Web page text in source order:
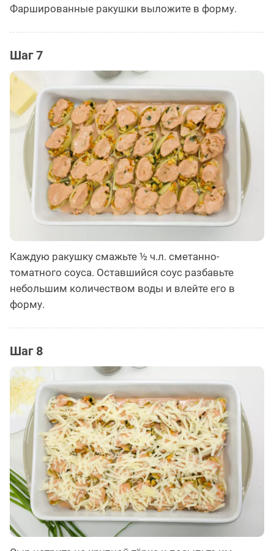
Фаршированные ракушки выложите в форму.
Шаг 7
Каждую ракушку смажьте ½ ч.л. сметанно-
томатного соуса. Оставшийся соус разбавьте
небольшим количеством воды и влейте его в
форму.
Шаг 8